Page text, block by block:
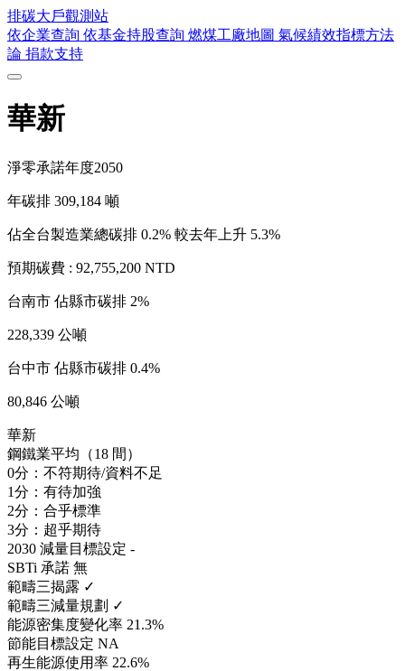
排碳大戶觀測站
依企業查詢 依基金持股查詢 燃煤工廠地圖 氣候績效指標方法
論 捐款支持
華新
淨零承諾年度2050
年碳排 309,184 噸
佔全台製造業總碳排 0.2% 較去年上升 5.3%
預期碳費 : 92,755,200 NTD
台南市 佔縣市碳排 2%
228,339 公噸
台中市 佔縣市碳排 0.4%
80,846 公噸
華新
鋼鐵業平均（18 間）
0分：不符期待/資料不足
1分：有待加強
2分：合乎標準
3分：超乎期待
2030 減量目標設定 -
SBTi 承諾 無
範疇三揭露 ✓
範疇三減量規劃 ✓
能源密集度變化率 21.3%
節能目標設定 NA
再生能源使用率 22.6%